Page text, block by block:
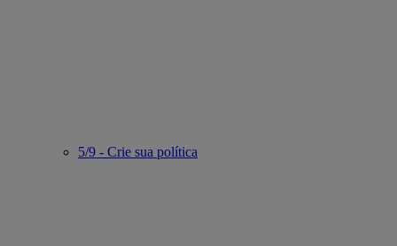
5/9 - Crie sua política